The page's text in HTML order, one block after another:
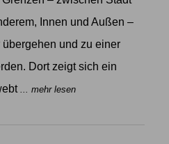
Innen und Außen –
und zu einer
Dort zeigt sich ein
... mehr lesen